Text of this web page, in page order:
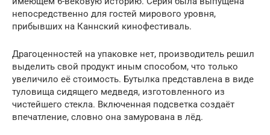
непосредственно для гостей мирового уровня,
прибывших на Каннский кинофестиваль.
Драгоценностей на упаковке нет, производитель решил
выделить свой продукт иным способом, что только
увеличило её стоимость. Бутылка представлена в виде
туловища сидящего медведя, изготовленного из
чистейшего стекла. Включенная подсветка создаёт
впечатление, словно она замурована в лёд.